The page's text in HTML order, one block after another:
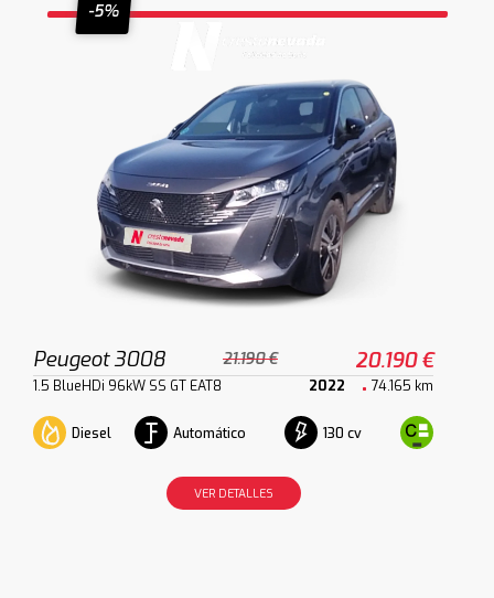
-5%
Peugeot 3008 21.190 € 20.190 €
1.5 BlueHDi 96kW SS GT EAT8 2022 74.165 km
Diesel Automático 130 cv
VER DETALLES